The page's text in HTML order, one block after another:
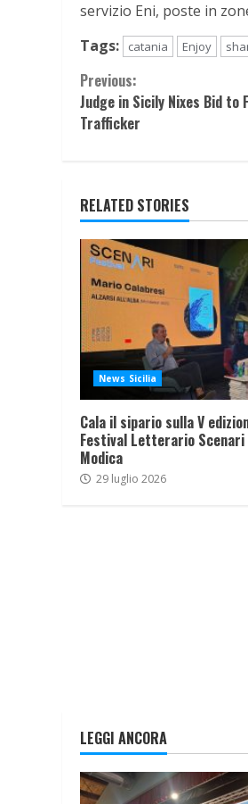
servizio Eni, poste in
Tags:
catania Enjoy
Continue
Reading
Previous:
Judge in Sicily Nixes Bid to
Trafficker
RELATED STORIES
News Sicilia
Cala il sipario sulla V
Festival Letterario Scenari
Modica
29 luglio 2026
LEGGI ANCORA